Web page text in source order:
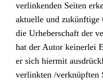
verlinkenden Seiten
aktuelle und zukünftige
die Urheberschaft der
hat der Autor keinerlei
er sich hiermit
verlinkten /verknüpften